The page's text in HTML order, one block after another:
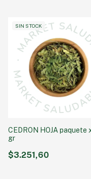
SIN STOCK
CEDRON HOJA paquete
gr
$3.251,60